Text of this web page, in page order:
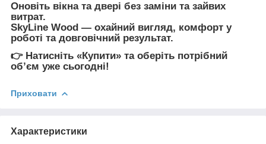
Оновіть вікна та двері без заміни та зайвих
витрат.
SkyLine Wood — охайний вигляд, комфорт у
роботі та довговічний результат.
👉 Натисніть «Купити» та оберіть потрібний
обʼєм уже сьогодні!
Приховати
Характеристики